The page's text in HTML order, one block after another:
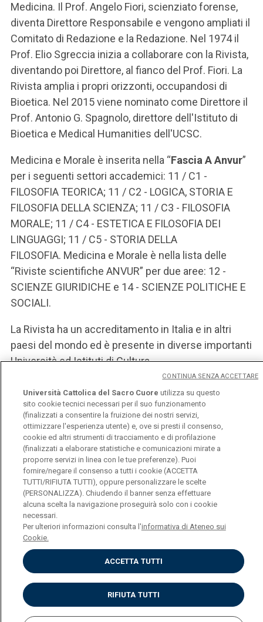
Medicina. Il Prof. Angelo Fiori, scienziato forense,
diventa Direttore Responsabile e vengono ampliati il ​​
Comitato di Redazione e la Redazione. Nel 1974 il
Prof. Elio Sgreccia inizia a collaborare con la Rivista,
diventando poi Direttore, al fianco del Prof. Fiori. La
Rivista amplia i propri orizzonti, occupandosi di
Bioetica. Nel 2015 viene nominato come Direttore il
Prof. Antonio G. Spagnolo, direttore dell'Istituto di
Bioetica e Medical Humanities dell'UCSC.
Medicina e Morale è inserita nella “Fascia A Anvur”
per i seguenti settori accademici: 11 / C1 -
FILOSOFIA TEORICA; 11 / C2 - LOGICA, STORIA E
FILOSOFIA DELLA SCIENZA; 11 / C3 - FILOSOFIA
MORALE; 11 / C4 - ESTETICA E FILOSOFIA DEI
LINGUAGGI; 11 / C5 - STORIA DELLA
FILOSOFIA. Medicina e Morale è nella lista delle
“Riviste scientifiche ANVUR” per due aree: 12 -
SCIENZE GIURIDICHE e 14 - SCIENZE POLITICHE E
SOCIALI.
La Rivista ha un accreditamento in Italia e in altri
paesi del mondo ed è presente in diverse importanti
Università ed Istituti di Cultura.
SITO DELLA RIVISTA
Università Cattolica del Sacro Cuore
Largo A. Gemelli, 1 - 20123 Milano
Privacy
Cookies
Impostazione dei Cookies
Università Cattolica del Sacro Cuore utilizza su questo
sito cookie tecnici necessari per il suo funzionamento
(finalizzati a consentire la fruizione dei nostri servizi,
ottimizzare l'esperienza utente) e, ove si presti il consenso,
cookie ed altri strumenti di tracciamento e di profilazione
(finalizzati a elaborare statistiche e comunicazioni mirate a
proporre servizi in linea con le tue preferenze). Puoi
fornire/negare il consenso a tutti i cookie (ACCETTA
TUTTI/RIFIUTA TUTTI), oppure personalizzare le scelte
(PERSONALIZZA). Chiudendo il banner senza effettuare
alcuna scelta la navigazione proseguirà solo con i cookie
necessari.
Per ulteriori informazioni consulta l'informativa di Ateneo sui
Cookie.
ACCETTA TUTTI
RIFIUTA TUTTI
CONTINUA SENZA ACCETTARE